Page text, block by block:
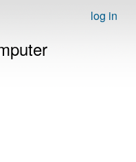
log in